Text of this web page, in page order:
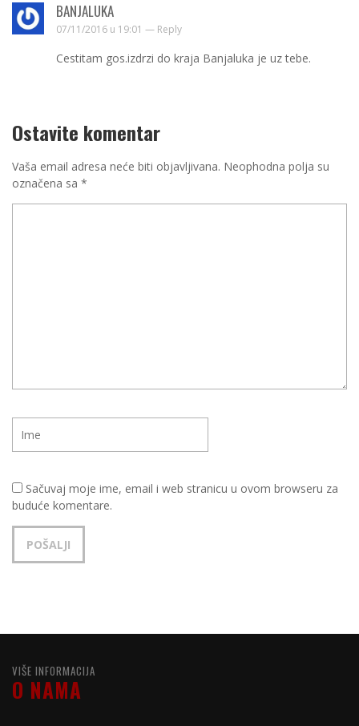
BANJALUKA
07/11/2016 u 19:01 — Reply
Cestitam gos.izdrzi do kraja Banjaluka je uz tebe.
Ostavite komentar
Vaša email adresa neće biti objavljivana. Neophodna polja su
označena sa *
Sačuvaj moje ime, email i web stranicu u ovom browseru za
buduće komentare.
VIŠE INFORMACIJA
O NAMA